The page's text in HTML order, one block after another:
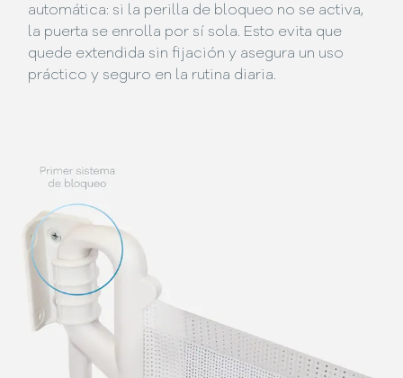
automática: si la perilla de bloqueo no se activa,
la puerta se enrolla por sí sola. Esto evita que
quede extendida sin fijación y asegura un uso
práctico y seguro en la rutina diaria.